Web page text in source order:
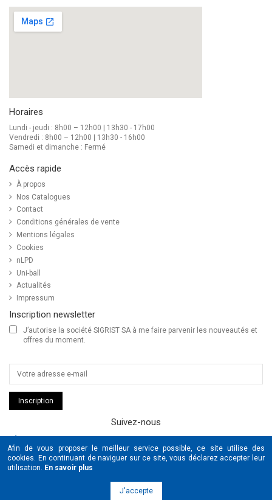
Horaires
Lundi - jeudi : 8h00 – 12h00 | 13h30 - 17h00
Vendredi : 8h00 – 12h00 | 13h30 - 16h00
Samedi et dimanche : Fermé
Accès rapide
À propos
Nos Catalogues
Contact
Conditions générales de vente
Mentions légales
Cookies
nLPD
Uni-ball
Actualités
Impressum
Inscription newsletter
J’autorise la société SIGRIST SA à me faire parvenir les nouveautés et
offres du moment.
Inscription
Suivez-nous
UNIBALL
POSCA
© Copyright 2026 Sigrist & Schaub SA tous droits réservés by
www.cOOmmunication.com&
Afin de vous proposer le meilleur service possible, ce site utilise des
cookies. En continuant de naviguer sur ce site, vous déclarez accepter leur
utilisation. En savoir plus
J'accepte